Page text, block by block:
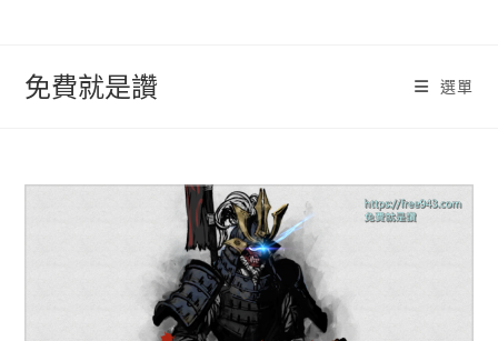
免費就是讚 選單